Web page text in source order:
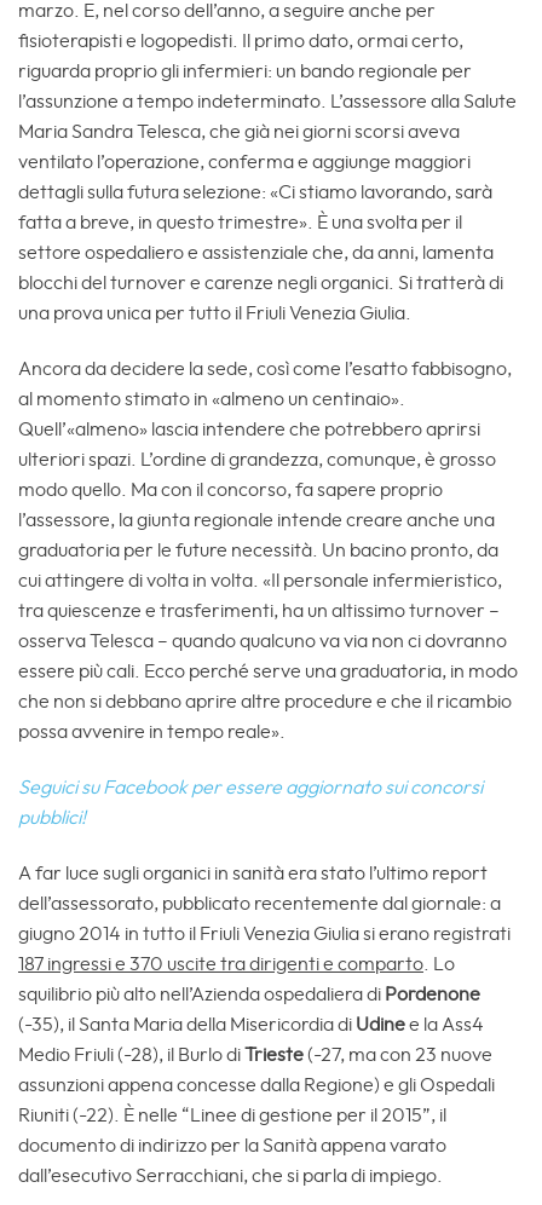
marzo. E, nel corso dell’anno, a seguire anche per
fisioterapisti e logopedisti. Il primo dato, ormai certo,
riguarda proprio gli infermieri: un bando regionale per
l’assunzione a tempo indeterminato. L’assessore alla Salute
Maria Sandra Telesca, che già nei giorni scorsi aveva
ventilato l’operazione, conferma e aggiunge maggiori
dettagli sulla futura selezione: «Ci stiamo lavorando, sarà
fatta a breve, in questo trimestre». È una svolta per il
settore ospedaliero e assistenziale che, da anni, lamenta
blocchi del turnover e carenze negli organici. Si tratterà di
una prova unica per tutto il Friuli Venezia Giulia.
Ancora da decidere la sede, così come l’esatto fabbisogno,
al momento stimato in «almeno un centinaio».
Quell’«almeno» lascia intendere che potrebbero aprirsi
ulteriori spazi. L’ordine di grandezza, comunque, è grosso
modo quello. Ma con il concorso, fa sapere proprio
l’assessore, la giunta regionale intende creare anche una
graduatoria per le future necessità. Un bacino pronto, da
cui attingere di volta in volta. «Il personale infermieristico,
tra quiescenze e trasferimenti, ha un altissimo turnover –
osserva Telesca – quando qualcuno va via non ci dovranno
essere più cali. Ecco perché serve una graduatoria, in modo
che non si debbano aprire altre procedure e che il ricambio
possa avvenire in tempo reale».
Seguici su Facebook per essere aggiornato sui concorsi
pubblici!
A far luce sugli organici in sanità era stato l’ultimo report
dell’assessorato, pubblicato recentemente dal giornale: a
giugno 2014 in tutto il Friuli Venezia Giulia si erano registrati
187 ingressi e 370 uscite tra dirigenti e comparto . Lo
squilibrio più alto nell’Azienda ospedaliera di Pordenone
(-35), il Santa Maria della Misericordia di Udinee la Ass4
Medio Friuli (-28), il Burlo diTrieste(-27, ma con 23 nuove
assunzioni appena concesse dalla Regione) e gli Ospedali
Riuniti (-22). È nelle “Linee di gestione per il 2015”, il
documento di indirizzo per la Sanità appena varato
dall’esecutivo Serracchiani, che si parla di impiego.